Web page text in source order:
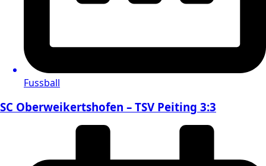
Fussball
SC Oberweikertshofen – TSV Peiting 3:3